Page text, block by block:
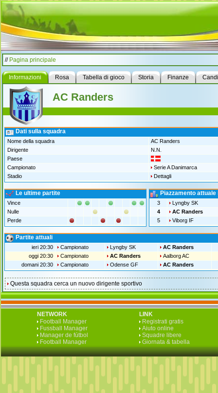
// Pagina principale
Informazioni Rosa Tabella di gioco Storia Finanze
AC Randers
Dati sulla squadra
Nome della squadra
AC Randers
Dirigente
N.N.
Paese
Campionato
Serie A Danimarca
Stadio
Dettagli
Le ultime partite
Vince
Nulle
Perde
Piazzamento attuale
3
Lyngby SK
4
AC Randers
5
Viborg IF
Partite attuali
ieri 20:30 Campionato Lyngby SK
AC Randers
oggi 20:30
Campionato AC Randers
Aalborg AC
domani 20:30
Campionato Odense GF AC Randers
Questa squadra cerca un nuovo dirigente sportivo
NETWORK
Football Manager
Fussball Manager
Manager de fútbol
Football Manager
LINK
Registrati gratis
Aiuto online
Squadre libere
Giornata & tabella